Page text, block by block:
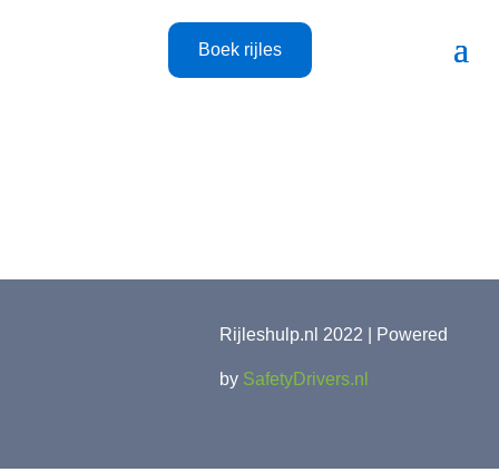
Boek rijles
Rijleshulp.nl 2022 | Powered
by SafetyDrivers.nl